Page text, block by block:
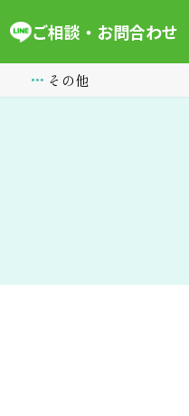
ご相談・お問合わせ
その他